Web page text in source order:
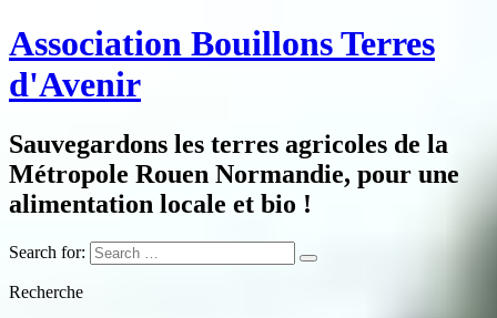
Association Bouillons Terres
d'Avenir
Sauvegardons les terres agricoles de la
Métropole Rouen Normandie, pour une
alimentation locale et bio !
Search for:
Recherche